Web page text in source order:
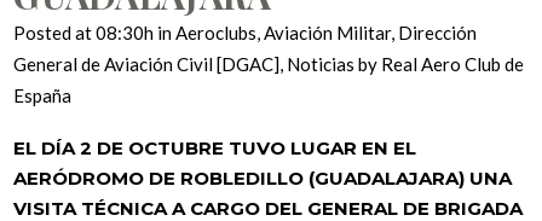
Posted at 08:30h inAeroclubs,Aviación Militar, Dirección
General de Aviación Civil [DGAC], Noticias by Real Aero Club de
España
EL DÍA 2 DE OCTUBRE TUVO LUGAR EN EL
AERÓDROMO DE ROBLEDILLO (GUADALAJARA) UNA
VISITA TÉCNICA A CARGO DEL GENERAL DE BRIGADA